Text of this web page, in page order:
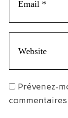
Prévenez-